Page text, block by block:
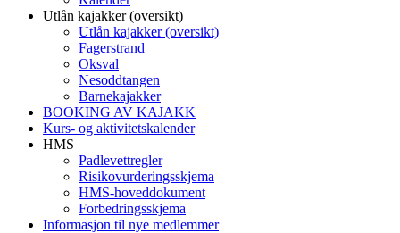
Utlån kajakker (oversikt)
Utlån kajakker (oversikt)
Fagerstrand
Oksval
Nesoddtangen
Barnekajakker
BOOKING AV KAJAKK
Kurs- og aktivitetskalender
HMS
Padlevettregler
Risikovurderingsskjema
HMS-hoveddokument
Forbedringsskjema
Informasjon til nye medlemmer